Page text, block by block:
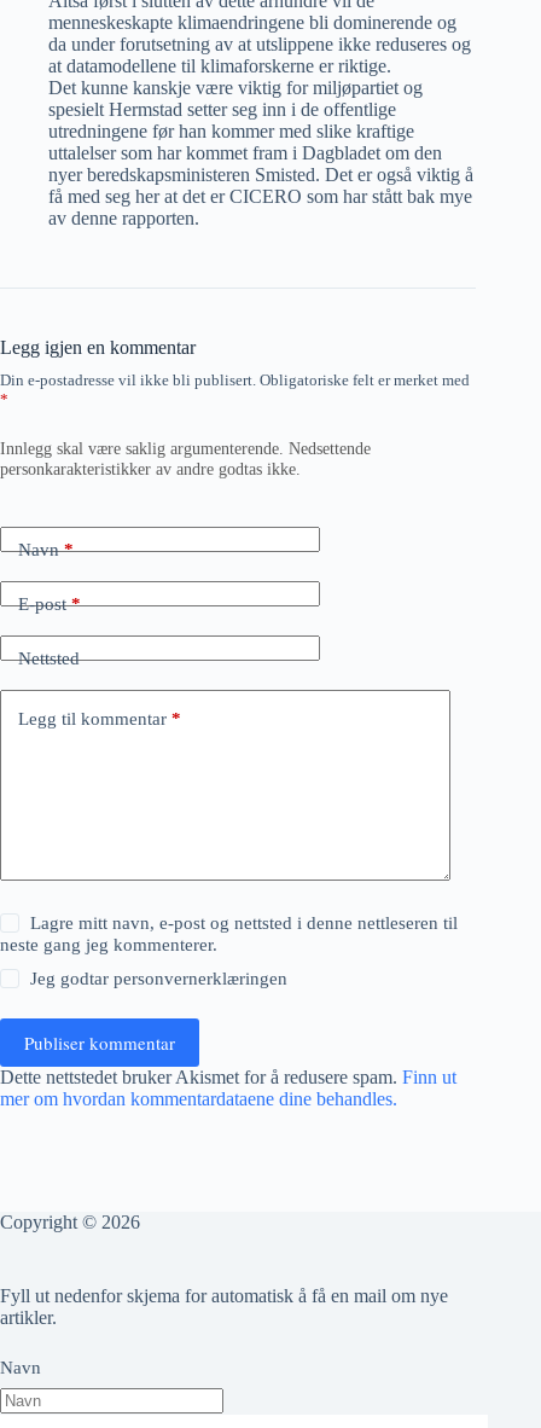
menneskeskapte klimaendringene bli dominerende og
da under forutsetning av at utslippene ikke reduseres og
at datamodellene til klimaforskerne er riktige.
Det kunne kanskje være viktig for miljøpartiet og
spesielt Hermstad setter seg inn i de offentlige
utredningene før han kommer med slike kraftige
uttalelser som har kommet fram i Dagbladet om den
nyer beredskapsministeren Smisted. Det er også viktig å
få med seg her at det er CICERO som har stått bak mye
av denne rapporten.
Legg igjen en kommentar
Din e-postadresse vil ikke bli publisert. Obligatoriske felt er merket med
*
Innlegg skal være saklig argumenterende. Nedsettende
personkarakteristikker av andre godtas ikke.
Navn*
E-post*
Nettsted
Legg til kommentar *
Lagre mitt navn, e-post og nettsted i denne nettleseren til
neste gang jeg kommenterer.
Jeg godtarpersonvernerklæringen
Publiser kommentar
Dette nettstedet bruker Akismet for å redusere spam. Finn ut
mer om hvordan kommentardataene dine behandles.
Copyright © 2026
Fyll ut nedenfor skjema for automatisk å få en mail om nye
artikler.
Navn